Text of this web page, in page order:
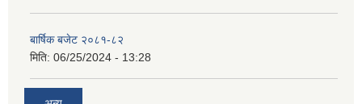
बार्षिक बजेट २०८१-८२
मिति: 06/25/2024 - 13:28